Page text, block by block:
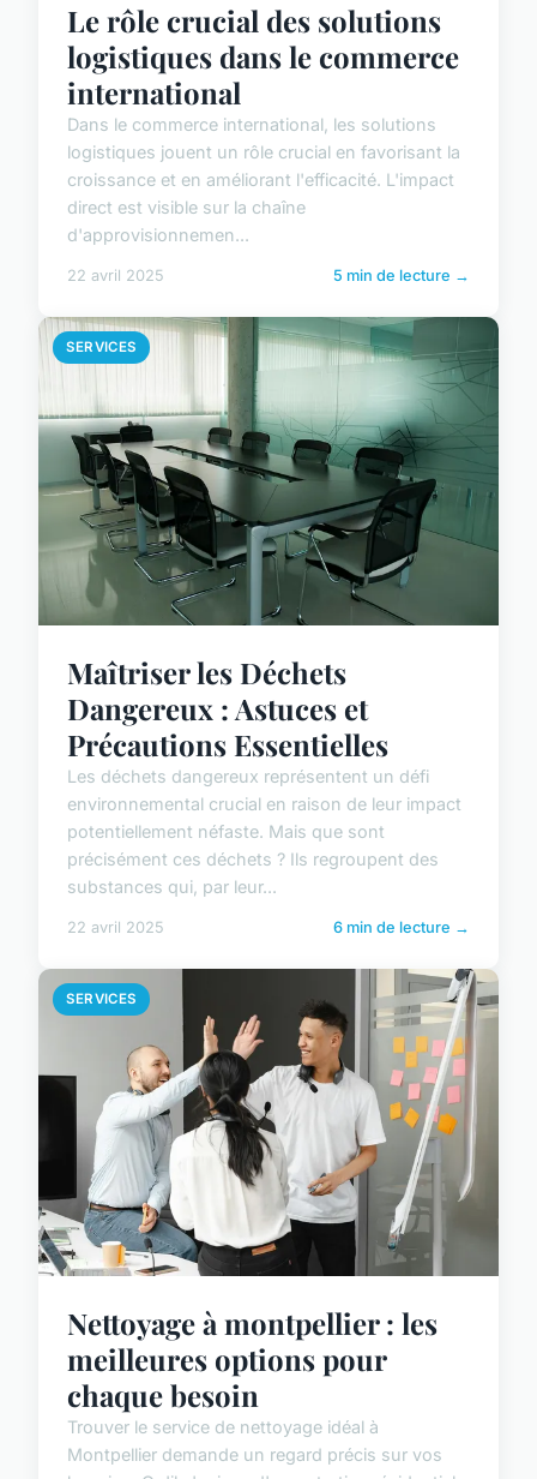
Le rôle crucial des solutions
logistiques dans le commerce
international
Dans le commerce international, les solutions
logistiques jouent un rôle crucial en favorisant la
croissance et en améliorant l'efficacité. L'impact
direct est visible sur la chaîne
d'approvisionnemen...
22 avril 2025 5 min de lecture →
SERVICES
Maîtriser les Déchets
Dangereux : Astuces et
Précautions Essentielles
Les déchets dangereux représentent un défi
environnemental crucial en raison de leur impact
potentiellement néfaste. Mais que sont
précisément ces déchets ? Ils regroupent des
substances qui, par leur...
22 avril 2025 6 min de lecture →
SERVICES
Nettoyage à montpellier : les
meilleures options pour
chaque besoin
Trouver le service de nettoyage idéal à
Montpellier demande un regard précis sur vos